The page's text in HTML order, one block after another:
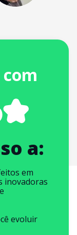
a:
em
inovadoras
evoluir